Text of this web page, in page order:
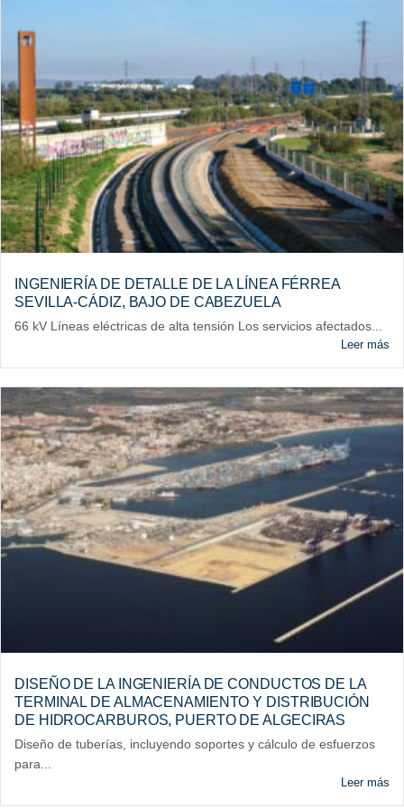
INGENIERÍA DE DETALLE DE LA LÍNEA FÉRREA
SEVILLA-CÁDIZ, BAJO DE CABEZUELA
66 kV Líneas eléctricas de alta tensión Los servicios afectados...
Leer más
DISEÑO DE LA INGENIERÍA DE CONDUCTOS DE LA
TERMINAL DE ALMACENAMIENTO Y DISTRIBUCIÓN
DE HIDROCARBUROS, PUERTO DE ALGECIRAS
Diseño de tuberías, incluyendo soportes y cálculo de esfuerzos
para...
Leer más